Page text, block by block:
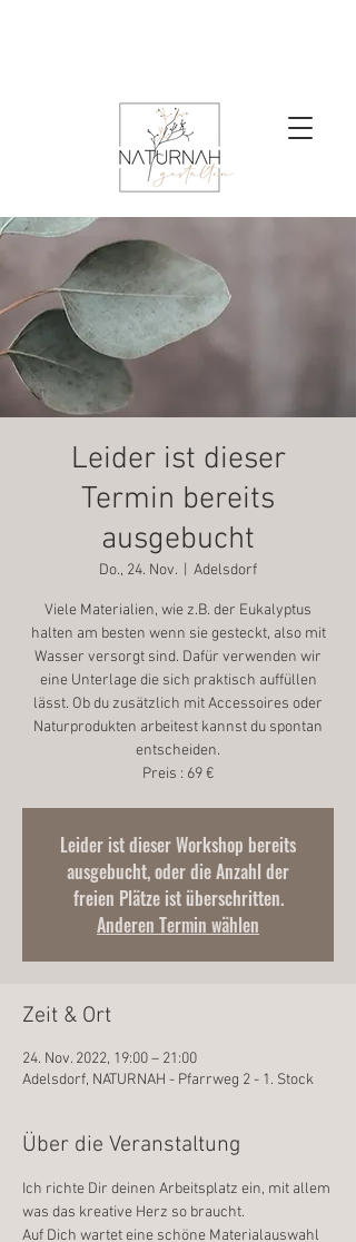
Leider ist dieser
Termin bereits
ausgebucht
Do., 24. Nov. Adelsdorf
Viele Materialien, wie z.B. der Eukalyptus
halten am besten wenn sie gesteckt, also mit
Wasser versorgt sind. Dafür verwenden wir
eine Unterlage die sich praktisch auffüllen
lässt. Ob du zusätzlich mit Accessoires oder
Naturprodukten arbeitest kannst du spontan
entscheiden.
Leider ist dieser Workshop bereits
ausgebucht, oder die Anzahl der
freien Plätze ist überschritten.
Anderen Termin wählen
Zeit & Ort
24. Nov. 2022, 19:00 – 21:00
Adelsdorf, NATURNAH - Pfarrweg 2 - 1. Stock
Über die Veranstaltung
Ich richte Dir deinen Arbeitsplatz ein, mit allem
was das kreative Herz so braucht.
Auf Dich wartet eine schöne Materialauswahl